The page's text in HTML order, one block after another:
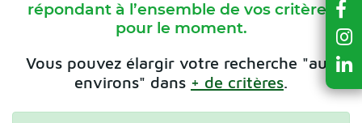
répondant à l’ensemble de vos critères
pour le moment.
Vous pouvez élargir votre recherche "aux
environs" dans + de critères.